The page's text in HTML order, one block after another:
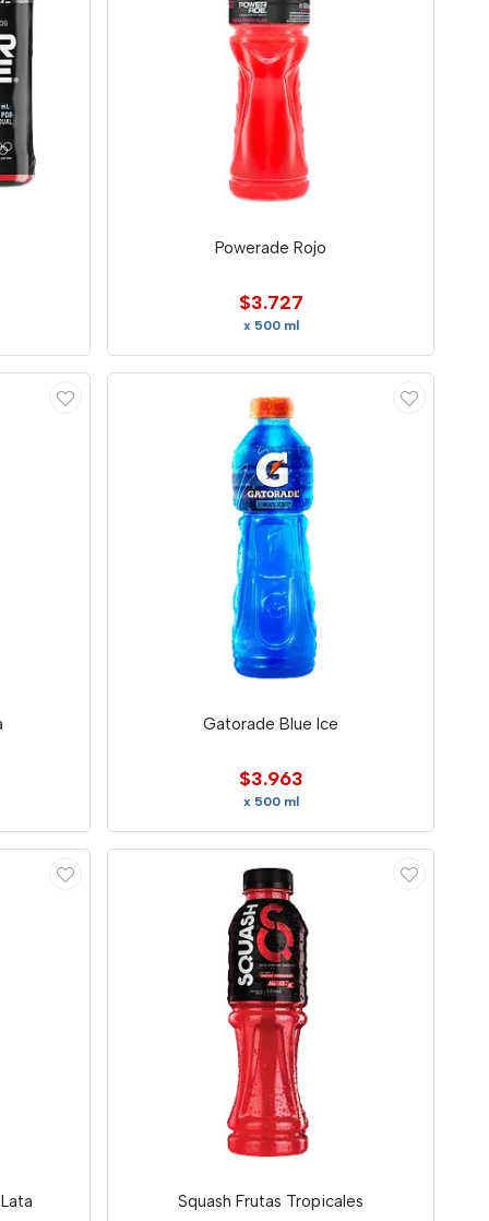
Powerade Rojo
$3.727
x 500 ml
Gatorade Blue Ice
$3.963
x 500 ml
Squash Frutas Tropicales